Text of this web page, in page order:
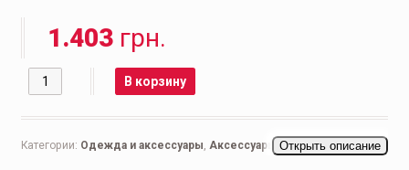
1.403 грн.
Количество В корзину
Категории: Одежда и аксессуары, Аксессуары ,Рюкзаки
Открыть описание